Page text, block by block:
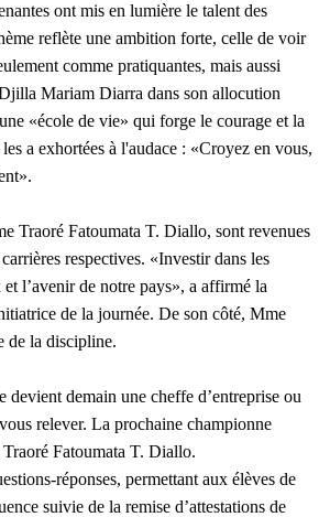
ont mis en lumière le talent des
reflète une ambition forte, celle de voir
comme pratiquantes, mais aussi
Mariam Diarra dans son allocution
«école de vie» qui forge le courage et la
a exhortées à l'audace : «Croyez en vous,
Traoré Fatoumata T. Diallo, sont revenues
respectives. «Investir dans les
l’avenir de notre pays», a affirmé la
de la journée. De son côté, Mme
de la discipline.
devient demain une cheffe d’entreprise ou
relever. La prochaine championne
Fatoumata T. Diallo.
réponses, permettant aux élèves de
suivie de la remise d’attestations de